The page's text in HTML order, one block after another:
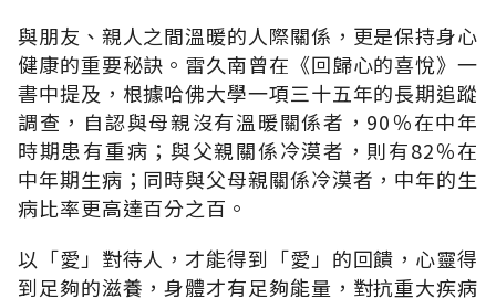
與朋友、親人之間溫暖的人際關係，更是保持身心
健康的重要秘訣。雷久南曾在《回歸心的喜悅》一
書中提及，根據哈佛大學一項三十五年的長期追蹤
調查，自認與母親沒有溫暖關係者，90％在中年
時期患有重病；與父親關係冷漠者，則有82％在
中年期生病；同時與父母親關係冷漠者，中年的生
病比率更高達百分之百。
以「愛」對待人，才能得到「愛」的回饋，心靈得
到足夠的滋養，身體才有足夠能量，對抗重大疾病